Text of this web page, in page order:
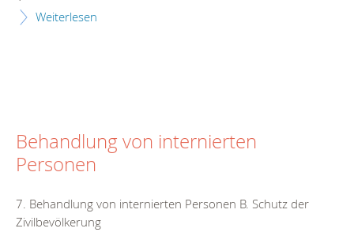
Weiterlesen
Behandlung von internierten
Personen
7. Behandlung von internierten Personen B. Schutz der
Zivilbevölkerung